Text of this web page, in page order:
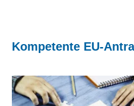
Kompetente EU-